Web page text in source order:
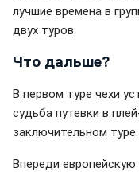
лучшие времена в
двух туров.
Что дальше?
В первом туре чехи
судьба путевки в
заключительном туре.
Впереди